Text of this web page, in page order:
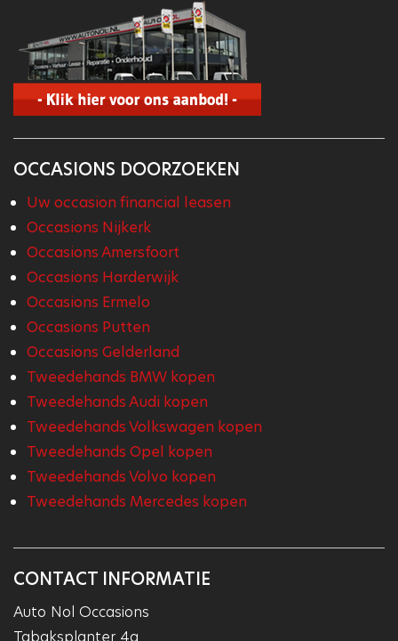
OCCASIONS DOORZOEKEN
Uw occasion financial leasen
Occasions Nijkerk
Occasions Amersfoort
Occasions Harderwijk
Occasions Ermelo
Occasions Putten
Occasions Gelderland
Tweedehands BMW kopen
Tweedehands Audi kopen
Tweedehands Volkswagen kopen
Tweedehands Opel kopen
Tweedehands Volvo kopen
Tweedehands Mercedes kopen
CONTACT INFORMATIE
Auto Nol Occasions
Tabaksplanter 4a